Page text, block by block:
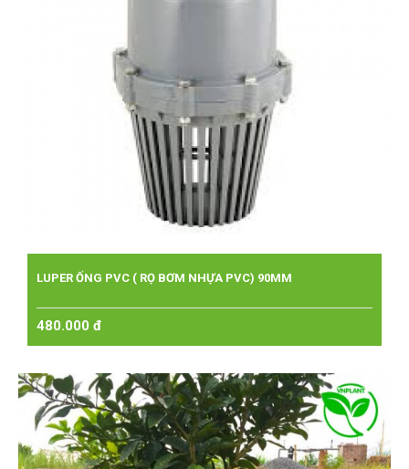
LUPER ỐNG PVC ( RỌ BƠM NHỰA PVC) 90MM
480.000 đ